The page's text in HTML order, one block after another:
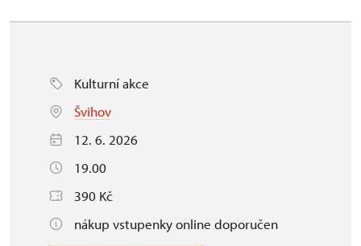
Kulturní akce
Švihov
12. 6. 2026
19.00
390 Kč
nákup vstupenky online doporučen